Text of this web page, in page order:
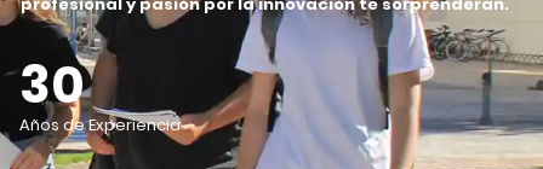
30
Años de Experiencia